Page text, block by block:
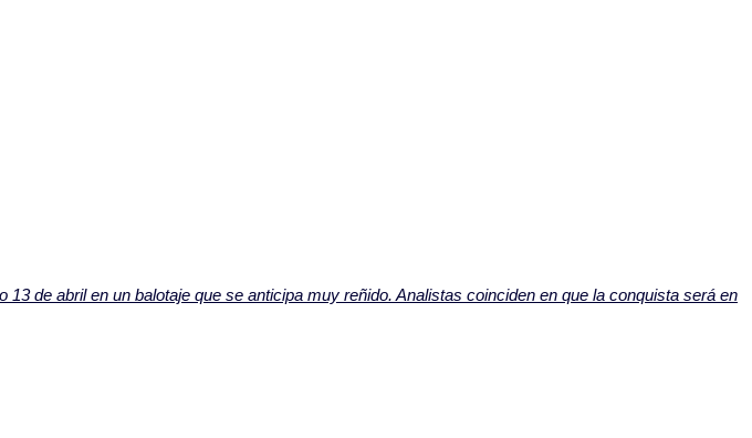
de abril en un balotaje que se anticipa muy reñido. Analistas coinciden en que la conquista será en